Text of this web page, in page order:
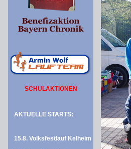
SCHULAKTIONEN
AKTUELLE STARTS:
15.8. Volksfestlauf Kelheim